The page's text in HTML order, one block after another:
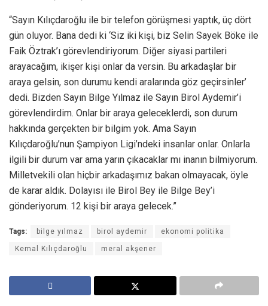
“Sayın Kılıçdaroğlu ile bir telefon görüşmesi yaptık, üç dört
gün oluyor. Bana dedi ki ‘Siz iki kişi, biz Selin Sayek Böke ile
Faik Öztrak’ı görevlendiriyorum. Diğer siyasi partileri
arayacağım, ikişer kişi onlar da versin. Bu arkadaşlar bir
araya gelsin, son durumu kendi aralarında göz geçirsinler’
dedi. Bizden Sayın Bilge Yılmaz ile Sayın Birol Aydemir’i
görevlendirdim. Onlar bir araya geleceklerdi, son durum
hakkında gerçekten bir bilgim yok. Ama Sayın
Kılıçdaroğlu’nun Şampiyon Ligi’ndeki insanlar onlar. Onlarla
ilgili bir durum var ama yarın çıkacaklar mı inanın bilmiyorum.
Milletvekili olan hiçbir arkadaşımız bakan olmayacak, öyle
de karar aldık. Dolayısı ile Birol Bey ile Bilge Bey’i
gönderiyorum. 12 kişi bir araya gelecek.”
Tags: bilge yılmaz birol aydemir ekonomi politika
Kemal Kılıçdaroğlu meral akşener